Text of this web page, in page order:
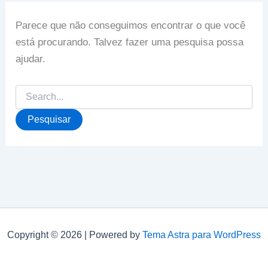
Parece que não conseguimos encontrar o que você
está procurando. Talvez fazer uma pesquisa possa
ajudar.
Pesquisar
por:
Copyright © 2026 | Powered by Tema Astra para WordPress